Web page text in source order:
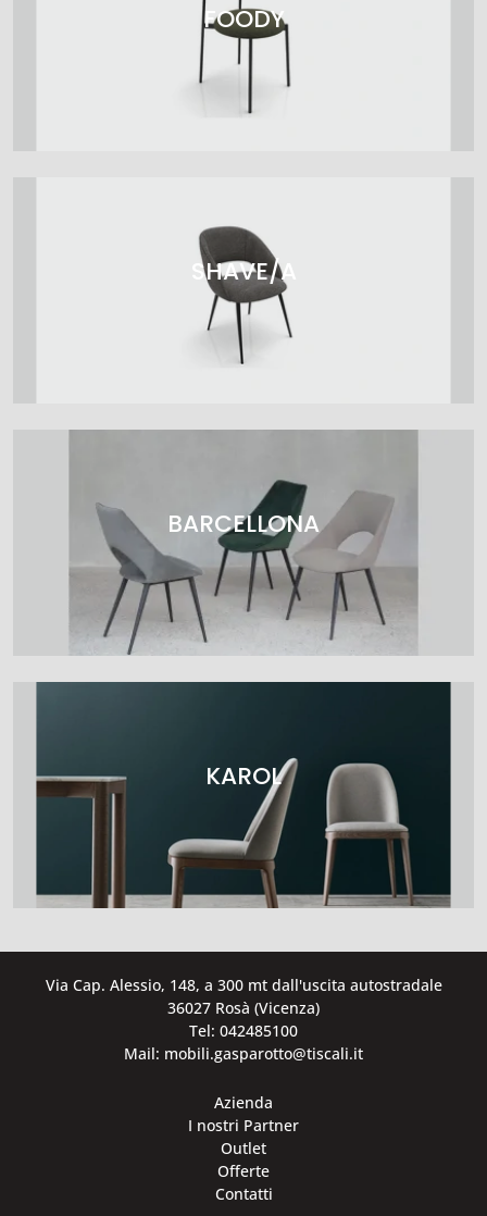
FOODY
SHAVE/A
BARCELLONA
KAROL
Via Cap. Alessio, 148, a 300 mt dall'uscita autostradale
36027 Rosà (Vicenza)
Tel: 042485100
Mail: mobili.gasparotto@tiscali.it
Azienda
I nostri Partner
Outlet
Offerte
Contatti